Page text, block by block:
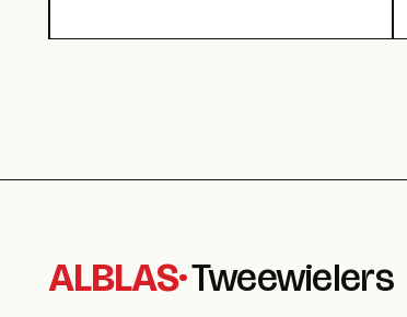
ALBLAS·Tweewielers